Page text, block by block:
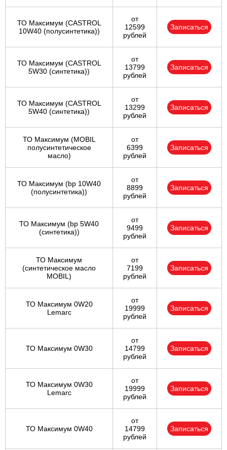
ТО Максимум (CASTROL
10W40 (полусинтетика))
от
12599
рублей
Записаться
ТО Максимум (CASTROL
5W30 (синтетика))
от
13799
рублей
Записаться
ТО Максимум (CASTROL
5W40 (синтетика))
от
13299
рублей
Записаться
ТО Максимум (MOBIL
полуcинтетическое
масло)
от
6399
рублей
Записаться
ТО Максимум (bp 10W40
(полусинтетика))
от
8899
рублей
Записаться
ТО Максимум (bp 5W40
(синтетика))
от
9499
рублей
Записаться
ТО Максимум
(cинтетическое масло
MOBIL)
от
7199
рублей
Записаться
ТО Максимум 0W20
Lemarc
от
19999
рублей
Записаться
ТО Максимум 0W30
от
14799
рублей
Записаться
ТО Максимум 0W30
Lemarc
от
19999
рублей
Записаться
ТО Максимум 0W40
от
14799
рублей
Записаться